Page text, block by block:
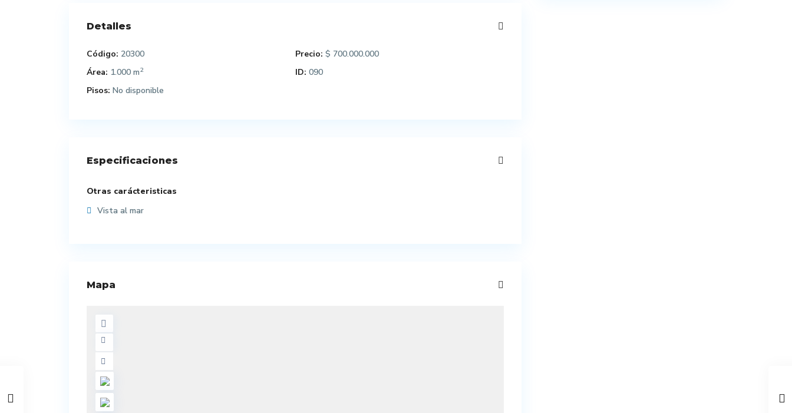
Detalles
Código: 20300 Precio: $ 700.000.000
Área: 1.000 m2 ID: 090
Pisos: No disponible
Especificaciones
Otras carácteristicas
Vista al mar
Mapa